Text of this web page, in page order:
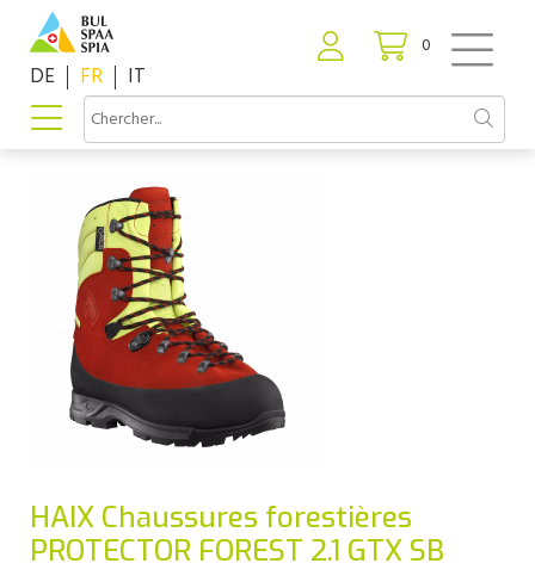
0
DE FR IT
HAIX Chaussures forestières
PROTECTOR FOREST 2.1 GTX SB